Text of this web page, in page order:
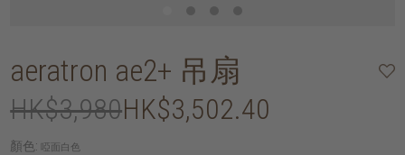
aeratron ae2+ 吊扇
HK$3,980HK$3,502.40
顏色: 啞面白色